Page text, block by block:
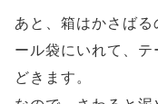
あと、箱はかさば
ール袋にいれて、
どきます。